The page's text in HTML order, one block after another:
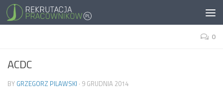
0
ACDC
BY GRZEGORZ PILAWSKI · 9 GRUDNIA 2014